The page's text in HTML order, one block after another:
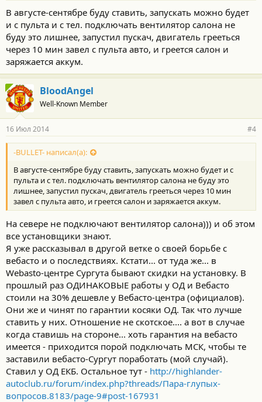
В августе-сентябре буду ставить, запускать можно будет
и с пульта и с тел. подключать вентилятор салона не
буду это лишнее, запустил пускач, двигатель грееться
через 10 мин завел с пульта авто, и греется салон и
заряжается аккум.
BloodAngel
Well-Known Member
16 Июл 2014 #4
-BULLET- написал(а):
В августе-сентябре буду ставить, запускать можно будет и с
пульта и с тел. подключать вентилятор салона не буду это
лишнее, запустил пускач, двигатель грееться через 10 мин
завел с пульта авто, и греется салон и заряжается аккум.
На севере не подключают вентилятор салона))) и об этом
все установщики знают.
Я уже рассказывал в другой ветке о своей борьбе с
вебасто и о последствиях. Кстати... от туда же... в
Webasto-центре Сургута бывают скидки на установку. В
прошлый раз ОДИНАКОВЫЕ работы у ОД и Вебасто
стоили на 30% дешевле у Вебасто-центра (официалов).
Они же и чинят по гарантии косяки ОД. Так что лучше
ставить у них. Отношение не скотское.... а вот в случае
когда ставишь на стороне... хоть гарантия на вебасто
имеется - приходится порой подключать МСК, чтобы те
заставили вебасто-Сургут поработать (мой случай).
Ставил у ОД ЕКБ. Остальное тут - http://highlander-
autoclub.ru/forum/index.php?threads/Пара-глупых-
вопросов.8183/page-9#post-167931